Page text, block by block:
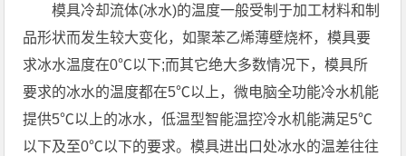
模具冷却流体(冰水)的温度一般受制于加工材料和制
品形状而发生较大变化，如聚苯乙烯薄壁烧杯，模具要
求冰水温度在0℃以下;而其它绝大多数情况下，模具所
要求的冰水的温度都在5℃以上，微电脑全功能冷水机能
提供5℃以上的冰水，低温型智能温控冷水机能满足5℃
以下及至0℃以下的要求。模具进出口处冰水的温差往往